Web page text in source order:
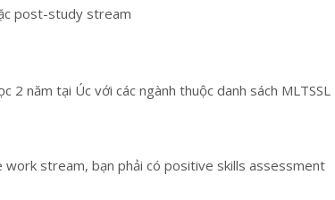
post-study stream
2 năm tại Úc với các ngành thuộc danh sách MLTSSL
stream, bạn phải có positive skills assessment